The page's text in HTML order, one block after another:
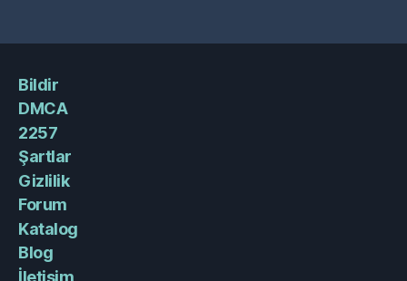
Bildir
DMCA
2257
Şartlar
Gizlilik
Forum
Katalog
Blog
İletişim